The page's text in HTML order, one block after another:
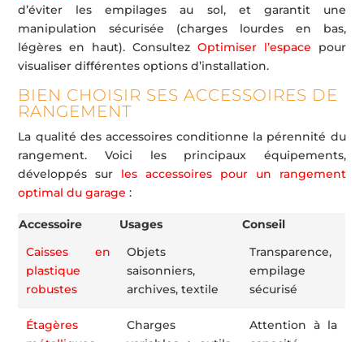
d’éviter les empilages au sol, et garantit une
manipulation sécurisée (charges lourdes en bas,
légères en haut). Consultez Optimiser l’espace pour
visualiser différentes options d’installation.
BIEN CHOISIR SES ACCESSOIRES DE
RANGEMENT
La qualité des accessoires conditionne la pérennité du
rangement. Voici les principaux équipements,
développés sur les accessoires pour un rangement
optimal du garage :
Accessoire Usages
Conseil
Caisses en
plastique
robustes
Objets
saisonniers,
archives, textile
Transparence,
empilage
sécurisé
Étagères
Charges
Attention à la